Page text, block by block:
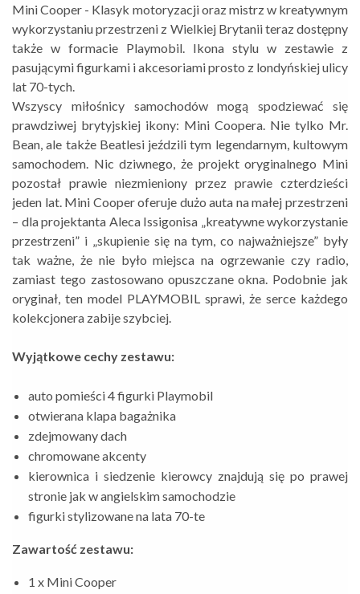
Mini Cooper - Klasyk motoryzacji oraz mistrz w kreatywnym
wykorzystaniu przestrzeni z Wielkiej Brytanii teraz dostępny
także w formacie Playmobil. Ikona stylu w zestawie z
pasującymi figurkami i akcesoriami prosto z londyńskiej ulicy
lat 70-tych.
Wszyscy miłośnicy samochodów mogą spodziewać się
prawdziwej brytyjskiej ikony: Mini Coopera. Nie tylko Mr.
Bean, ale także Beatlesi jeździli tym legendarnym, kultowym
samochodem. Nic dziwnego, że projekt oryginalnego Mini
pozostał prawie niezmieniony przez prawie czterdzieści
jeden lat. Mini Cooper oferuje dużo auta na małej przestrzeni
– dla projektanta Aleca Issigonisa „kreatywne wykorzystanie
przestrzeni” i „skupienie się na tym, co najważniejsze” były
tak ważne, że nie było miejsca na ogrzewanie czy radio,
zamiast tego zastosowano opuszczane okna. Podobnie jak
oryginał, ten model PLAYMOBIL sprawi, że serce każdego
kolekcjonera zabije szybciej.
Wyjątkowe cechy zestawu:
auto pomieści 4 figurki Playmobil
otwierana klapa bagażnika
zdejmowany dach
chromowane akcenty
kierownica i siedzenie kierowcy znajdują się po prawej
stronie jak w angielskim samochodzie
figurki stylizowane na lata 70-te
Zawartość zestawu:
1 x Mini Cooper